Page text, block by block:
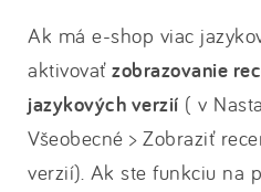
Ak má e-shop viac
aktivovať zobrazovanie
jazykových verzií ( v
Všeobecné > Zobraziť
verzií). Ak ste funkciu na